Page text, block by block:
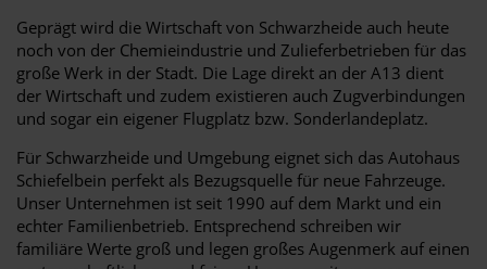
Geprägt wird die Wirtschaft von Schwarzheide auch heute
noch von der Chemieindustrie und Zulieferbetrieben für das
große Werk in der Stadt. Die Lage direkt an der A13 dient
der Wirtschaft und zudem existieren auch Zugverbindungen
und sogar ein eigener Flugplatz bzw. Sonderlandeplatz.
Für Schwarzheide und Umgebung eignet sich das Autohaus
Schiefelbein perfekt als Bezugsquelle für neue Fahrzeuge.
Unser Unternehmen ist seit 1990 auf dem Markt und ein
echter Familienbetrieb. Entsprechend schreiben wir
familiäre Werte groß und legen großes Augenmerk auf einen